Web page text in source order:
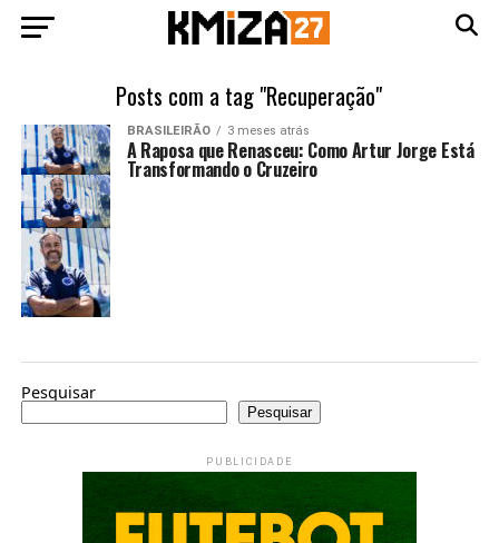
Posts com a tag "Recuperação"
BRASILEIRÃO 3 meses atrás
A Raposa que Renasceu: Como Artur Jorge Está
Transformando o Cruzeiro
Pesquisar
Pesquisar
PUBLICIDADE